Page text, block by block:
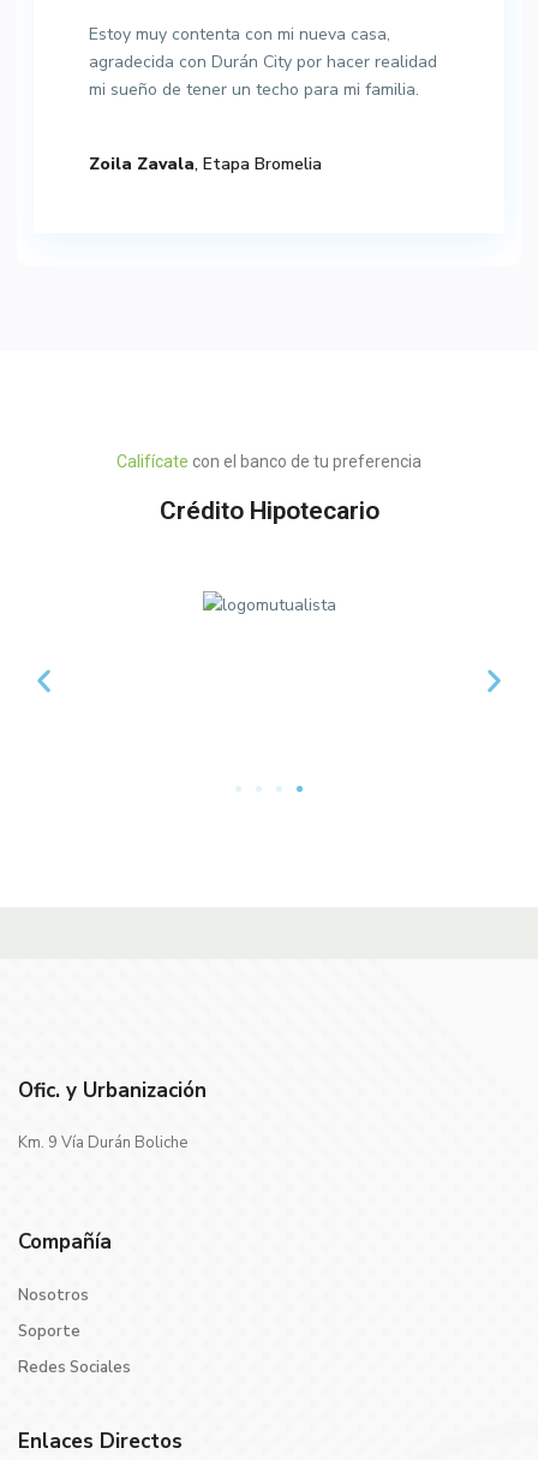
Estoy muy contenta con mi nueva casa,
agradecida con Durán City por hacer realidad
mi sueño de tener un techo para mi familia.
Zoila Zavala, Etapa Bromelia
Califícate con el banco de tu preferencia
Crédito Hipotecario
Ofic. y Urbanización
Km. 9 Vía Durán Boliche
Compañía
Nosotros
Soporte
Redes Sociales
Enlaces Directos